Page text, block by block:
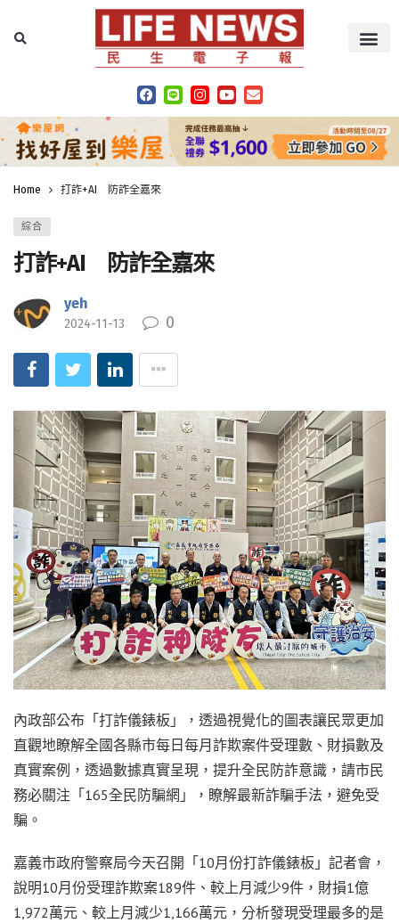
Home 打詐+AI 防詐全嘉來
綜合
打詐+AI 防詐全嘉來
yeh
2024-11-13 0
內政部公布「打詐儀錶板」，透過視覺化的圖表讓民眾更加
直觀地瞭解全國各縣市每日每月詐欺案件受理數、財損數及
真實案例，透過數據真實呈現，提升全民防詐意識，請市民
務必關注「165全民防騙網」，瞭解最新詐騙手法，避免受
騙。
嘉義市政府警察局今天召開「10月份打詐儀錶板」記者會，
說明10月份受理詐欺案189件、較上月減少9件，財損1億
1,972萬元、較上月減少1,166萬元，分析發現受理最多的是